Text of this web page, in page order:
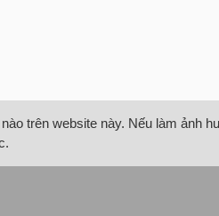
trên website này. Nếu làm ảnh